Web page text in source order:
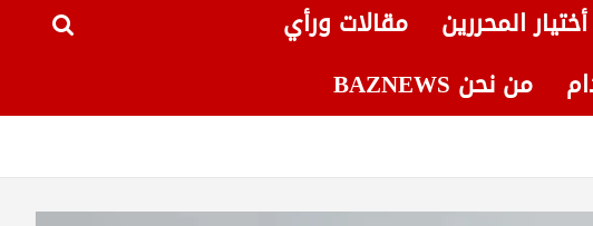
أختيار المحررين
مقالات ورأي
من نحن BAZNEWS